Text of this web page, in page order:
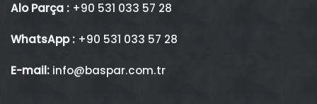
Alo Parça : +90 531 033 57 28
WhatsApp : +90 531 033 57 28
E-mail: info@baspar.com.tr